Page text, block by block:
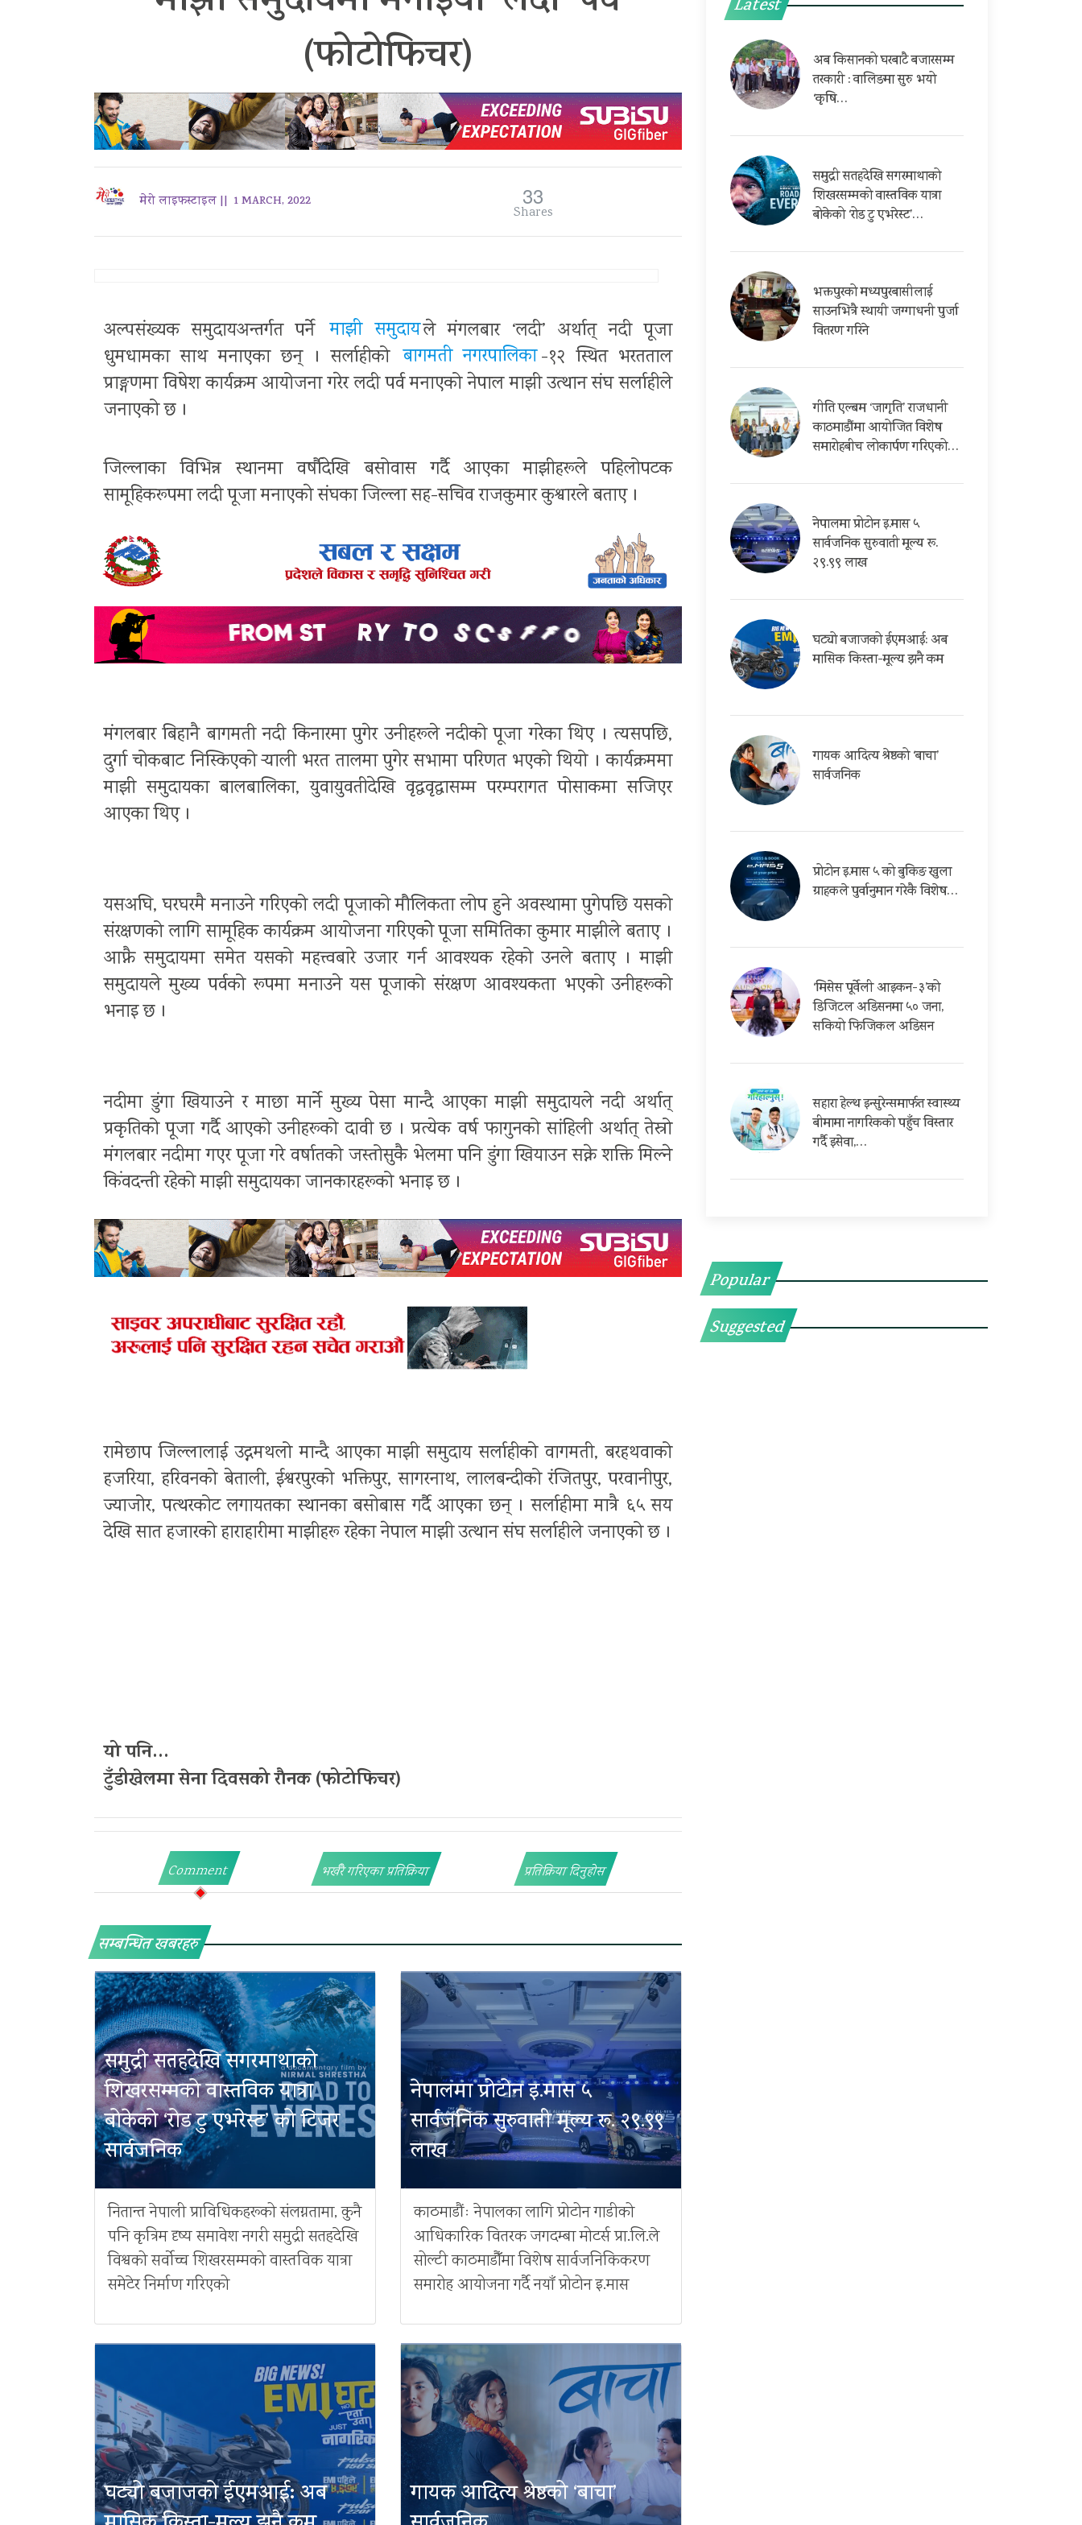
(फोटोफिचर)
मेरो लाइफस्टाइल || 1 MARCH, 2022 33
Shares
अल्पसंख्यक समुदायअन्तर्गत पर्ने माझी समुदायले मंगलबार ‘लदी’ अर्थात् नदी पूजा
धुमधामका साथ मनाएका छन् । सर्लाहीको बागमती नगरपालिका-१२ स्थित भरतताल
प्राङ्गणमा विषेश कार्यक्रम आयोजना गरेर लदी पर्व मनाएको नेपाल माझी उत्थान संघ सर्लाहीले
जनाएको छ ।
जिल्लाका विभिन्न स्थानमा वर्षौदेखि बसोवास गर्दै आएका माझीहरूले पहिलोपटक
सामूहिकरूपमा लदी पूजा मनाएकाे संघका जिल्ला सह-सचिव राजकुमार कुश्वारले बताए ।
मंगलबार बिहानै बागमती नदी किनारमा पुगेर उनीहरूले नदीको पूजा गरेका थिए । त्यसपछि,
दुर्गा चोकबाट निस्किएको र्‍याली भरत तालमा पुगेर सभामा परिणत भएको थियो । कार्यक्रममा
माझी समुदायका बालबालिका, युवायुवतीदेखि वृद्धवृद्धासम्म परम्परागत पोसाकमा सजिएर
आएका थिए ।
यसअघि, घरघरमै मनाउने गरिएको लदी पूजाको मौलिकता लोप हुने अवस्थामा पुगेपछि यसको
संरक्षणको लागि सामूहिक कार्यक्रम आयोजना गरिएकोे पूजा समितिका कुमार माझीले बताए ।
आफ्नै समुदायमा समेत यसको महत्त्वबारे उजार गर्न आवश्यक रहेको उनले बताए । माझी
समुदायले मुख्य पर्वको रूपमा मनाउने यस पूजाको संरक्षण आवश्यकता भएको उनीहरूको
भनाइ छ ।
नदीमा डुंगा खियाउने र माछा मार्ने मुख्य पेसा मान्दै आएका माझी समुदायले नदी अर्थात्
प्रकृतिको पूजा गर्दै आएको उनीहरूको दावी छ । प्रत्येक वर्ष फागुनको सांहिली अर्थात् तेस्रो
मंगलबार नदीमा गएर पूजा गरे वर्षातको जस्तोसुकै भेलमा पनि डुंगा खियाउन सक्ने शक्ति मिल्ने
किंवदन्ती रहेको माझी समुदायका जानकारहरूको भनाइ छ ।
रामेछाप जिल्लालाई उद्गमथलो मान्दै आएका माझी समुदाय सर्लाहीको वागमती, बरहथवाको
हजरिया, हरिवनको बेताली, ईश्वरपुरको भक्तिपुर, सागरनाथ, लालबन्दीको रंजितपुर, परवानीपुर,
ज्याजोर, पत्थरकोट लगायतका स्थानका बसोबास गर्दै आएका छन् । सर्लाहीमा मात्रै ६५ सय
देखि सात हजारको हाराहारीमा माझीहरू रहेका नेपाल माझी उत्थान संघ सर्लाहीले जनाएको छ ।
यो पनि…
टुँडीखेलमा सेना दिवसको रौनक (फोटोफिचर)
Comment भर्खरै गरिएका प्रतिक्रिया प्रतिक्रिया दिनुहोस
सम्बन्धित खबरहरु
समुद्री सतहदेखि सगरमाथाको
शिखरसम्मको वास्तविक यात्रा
बोकेको ‘रोड टु एभरेस्ट’ को टिजर
सार्वजनिक
नितान्त नेपाली प्राविधिकहरूको संलग्नतामा, कुनै
पनि कृत्रिम दृष्य समावेश नगरी समुद्री सतहदेखि
विश्वको सर्वोच्च शिखरसम्मको वास्तविक यात्रा
समेटेर निर्माण गरिएको
नेपालमा प्रोटोन इ.मास ५
सार्वजनिक सुरुवाती मूल्य रू. २९.९९
लाख
काठमाडौंः नेपालका लागि प्रोटोन गाडीको
आधिकारिक वितरक जगदम्बा मोटर्स प्रा.लि.ले
सोल्टी काठमाडौँमा विशेष सार्वजनिकिकरण
समारोह आयोजना गर्दै नयाँ प्रोटोन इ.मास
घट्यो बजाजको ईएमआई: अब
गायक आदित्य श्रेष्ठको ‘बाचा’
Latest
अब किसानको घरबाटै बजारसम्म
तरकारी : वालिङमा सुरु भयो
‘कृषि…
समुद्री सतहदेखि सगरमाथाको
शिखरसम्मको वास्तविक यात्रा
बोकेको ‘रोड टु एभरेस्ट’…
भक्तपुरको मध्यपुरबासीलाई
साउनभित्रै स्थायी जग्गाधनी पुर्जा
वितरण गरिने
गीति एल्बम ‘जागृति’ राजधानी
काठमाडौंमा आयोजित विशेष
समारोहबीच लोकार्पण गरिएको…
नेपालमा प्रोटोन इ.मास ५
सार्वजनिक सुरुवाती मूल्य रू.
२९.९९ लाख
घट्यो बजाजको ईएमआई: अब
मासिक किस्ता-मूल्य झनै कम
गायक आदित्य श्रेष्ठको ‘बाचा’
सार्वजनिक
प्रोटोन इ.मास ५ को बुकिङ खुला
ग्राहकले पुर्वानुमान गरेकै विशेष…
‘मिसेस पूर्वेली आइकन-३’को
डिजिटल अडिसनमा ५० जना,
सकियो फिजिकल अडिसन
सहारा हेल्थ इन्सुरेन्समार्फत स्वास्थ्य
बीमामा नागरिकको पहुँच विस्तार
गर्दै इसेवा,…
Popular
Suggested